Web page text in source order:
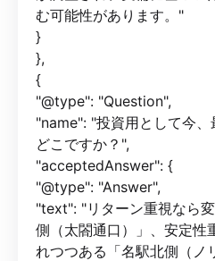
む可能性があります。"
}
},
{
"@type": "Question",
"name": "投資用として今
どこですか？",
"acceptedAnswer": {
"@type": "Answer",
"text": "リターン重視なら
側（太閤通口）」、安定性
れつつある「名駅北側（ノ